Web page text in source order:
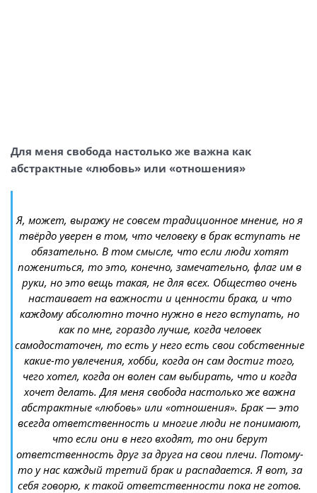
Для меня свобода настолько же важна как
абстрактные «любовь» или «отношения»
Я, может, выражу не совсем традиционное мнение, но я
твёрдо уверен в том, что человеку в брак вступать не
обязательно. В том смысле, что если люди хотят
пожениться, то это, конечно, замечательно, флаг им в
руки, но это вещь такая, не для всех. Общество очень
настаивает на важности и ценности брака, и что
каждому абсолютно точно нужно в него вступать, но
как по мне, гораздо лучше, когда человек
самодостаточен, то есть у него есть свои собственные
какие-то увлечения, хобби, когда он сам достиг того,
чего хотел, когда он волен сам выбирать, что и когда
хочет делать. Для меня свобода настолько же важна
абстрактные «любовь» или «отношения». Брак — это
всегда ответственность и многие люди не понимают,
что если они в него входят, то они берут
ответственность друг за друга на свои плечи. Потому-
то у нас каждый третий брак и распадается. Я вот, за
себя говорю, к такой ответственности пока не готов.